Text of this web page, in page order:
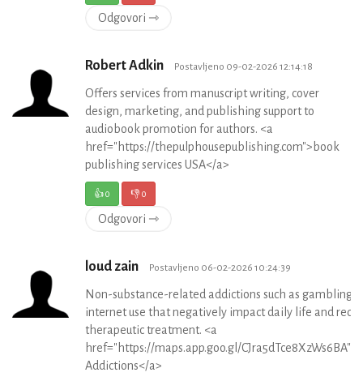
Odgovori ⇾
Robert Adkin Postavljeno 09-02-2026 12:14:18
Offers services from manuscript writing, cover
design, marketing, and publishing support to
audiobook promotion for authors. <a
href="https://thepulphousepublishing.com">book
publishing services USA</a>
👍0 👎0
Odgovori ⇾
loud zain Postavljeno 06-02-2026 10:24:39
Non-substance-related addictions such as gambling,
internet use that negatively impact daily life and
therapeutic treatment. <a
href="https://maps.app.goo.gl/
Addictions</a>